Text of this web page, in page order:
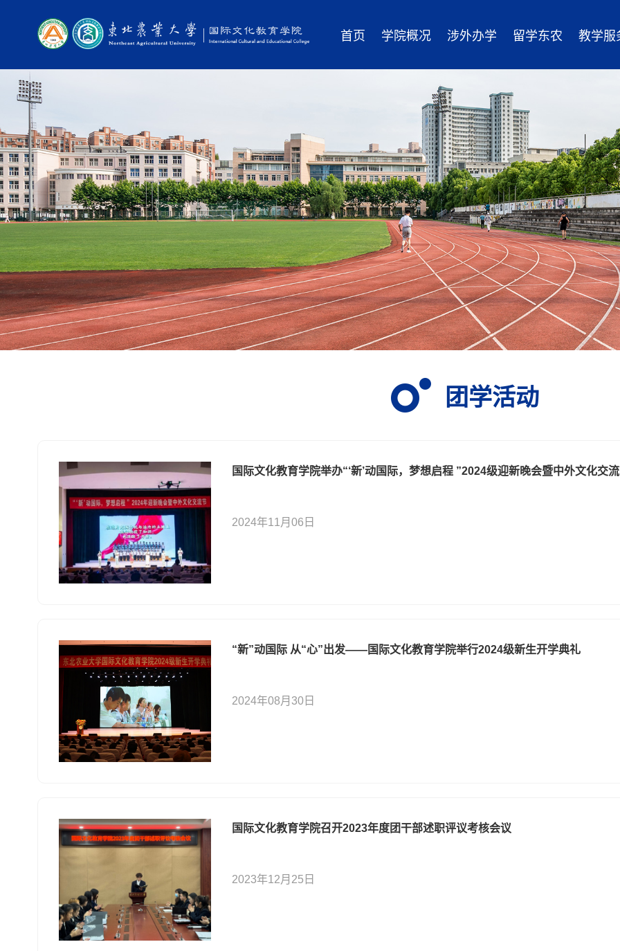
首页 学院概况 涉外办学 留学东农 教学服
团学活动
国际文化教育学院举办“‘新’动国际，梦想启程 ”2024级迎新晚会暨中外文化交
2024年11月06日
“新”动国际 从“心”出发——国际文化教育学院举行2024级新生开学典礼
2024年08月30日
国际文化教育学院召开2023年度团干部述职评议考核会议
2023年12月25日